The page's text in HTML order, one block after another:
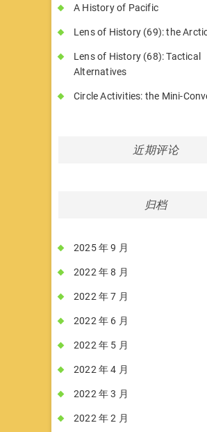
A History of Pacific
Lens of History (69): the
Lens of History (68): Tactical
Alternatives
Circle Activities: the Mini-
近期评论
归档
2025 年 9 月
2022 年 8 月
2022 年 7 月
2022 年 6 月
2022 年 5 月
2022 年 4 月
2022 年 3 月
2022 年 2 月